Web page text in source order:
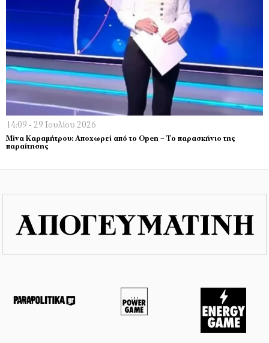
14:09 - 29 Ιουλίου 2026
Μίνα Καραμήτρου: Αποχωρεί από το Open – Το παρασκήνιο της
παραίτησης